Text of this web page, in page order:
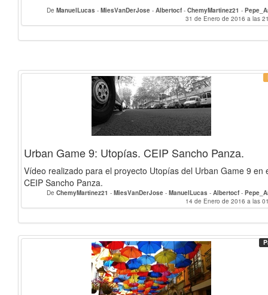
De ManuelLucas - MiesVanDerJose - Albertocf - ChemyMartinez21 -
31 de Enero de 2016 a las
Urban Game 9: Utopías. CEIP Sancho Panza.
Vídeo realizado para el proyecto Utopías del Urban Game 9 en
CEIP Sancho Panza.
De ChemyMartinez21 - MiesVanDerJose - ManuelLucas - Albertocf -
14 de Enero de 2016 a las